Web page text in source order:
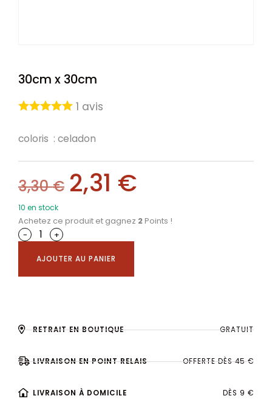
30cm x 30cm
1 avis
coloris : celadon
3,30€ 2,31 €
10 en stock
Achetez ce produit et gagnez 2 Points !
-
+
AJOUTER AU PANIER
RETRAIT EN BOUTIQUE GRATUIT
LIVRAISON EN POINT RELAIS OFFERTE DÈS 45 €
LIVRAISON À DOMICILE DÈS 9 €